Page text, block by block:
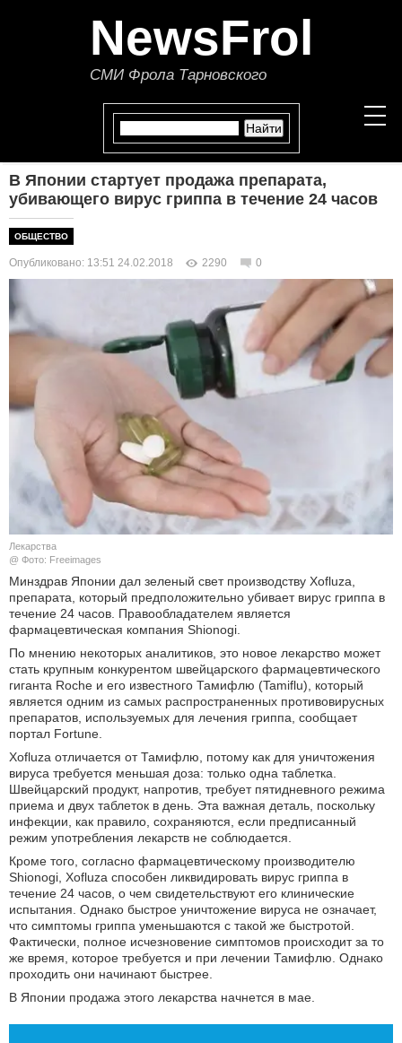
NewsFrol
СМИ Фрола Тарновского
НОВОСТИ
ПОЛИТИКА
ЭКОНОМИКА
В МИРЕ
ОБЩЕСТВО
КУЛЬТУРА
НАУКА
СПОРТ
АВТО И МОТО
ЭГОИЗМ
БЛОГ
В Японии стартует продажа препарата,
убивающего вирус гриппа в течение 24 часов
ОБЩЕСТВО
Опубликовано: 13:51 24.02.2018 2290 0
Лекарства
@ Фото: Freeimages
Минздрав Японии дал зеленый свет производству Xofluza,
препарата, который предположительно убивает вирус гриппа в
течение 24 часов. Правообладателем является
фармацевтическая компания Shionogi.
По мнению некоторых аналитиков, это новое лекарство может
стать крупным конкурентом швейцарского фармацевтического
гиганта Roche и его известного Тамифлю (Tamiflu), который
является одним из самых распространенных противовирусных
препаратов, используемых для лечения гриппа, сообщает
портал Fortune.
Xofluza отличается от Тамифлю, потому как для уничтожения
вируса требуется меньшая доза: только одна таблетка.
Швейцарский продукт, напротив, требует пятидневного режима
приема и двух таблеток в день. Эта важная деталь, поскольку
инфекции, как правило, сохраняются, если предписанный
режим употребления лекарств не соблюдается.
Кроме того, согласно фармацевтическому производителю
Shionogi, Xofluza способен ликвидировать вирус гриппа в
течение 24 часов, о чем свидетельствуют его клинические
испытания. Однако быстрое уничтожение вируса не означает,
что симптомы гриппа уменьшаются с такой же быстротой.
Фактически, полное исчезновение симптомов происходит за то
же время, которое требуется и при лечении Тамифлю. Однако
проходить они начинают быстрее.
В Японии продажа этого лекарства начнется в мае.